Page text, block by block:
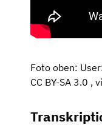
Foto oben:
CC BY-SA 3.0 ,